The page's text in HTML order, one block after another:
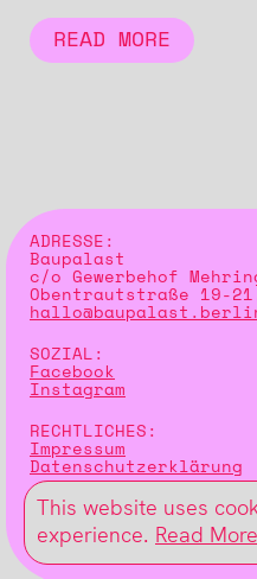
READ MORE
ADRESSE:
Baupalast
c/o Gewerbehof
Obentrautstraße 19-
SOZIAL:
Facebook
Instagram
RECHTLICHES:
Impressum
Datenschutzerklärung
CREDITS:
Design and code:
This website uses
experience. Read More